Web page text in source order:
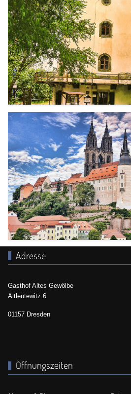
Adresse
Gasthof Altes Gewölbe
Altleutewitz 6
01157 Dresden
Öffnungszeiten